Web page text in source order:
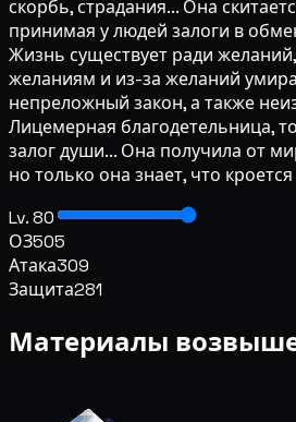
скорбь, страдания... Она
принимая у людей залоги в
Жизнь существует ради
желаниям и из-за желаний
непреложный закон, а также
Лицемерная благодетельница,
залог души... Она получила от
но только она знает, что
Lv. 80
ОЗ505
Атака309
Защита281
Материалы